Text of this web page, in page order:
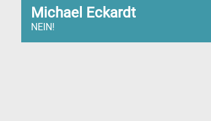
Michael Eckardt
NEIN!